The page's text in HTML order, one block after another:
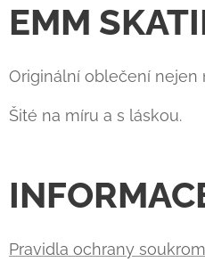
EMM
Originální oblečení nejen
Šité na míru a s láskou.
Pravidla ochrany